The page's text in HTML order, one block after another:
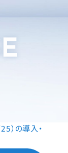
）の導入・